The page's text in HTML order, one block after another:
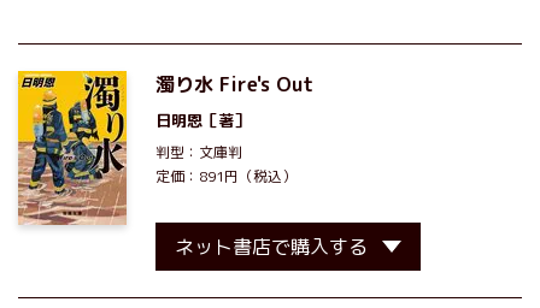
濁り水 Fire's Out
日明恩 ［著］
判型：文庫判
定価：891円（税込）
ネット書店で購入する